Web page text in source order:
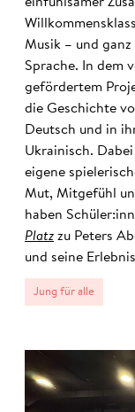
einfühlsamer
Musik – und
Sprache. In dem
gefördertem
die Geschichte
Deutsch und in
Ukrainisch.
eigene
Mut, Mitgefühl
haben
Platz zu Peters
und seine
Jung für alle